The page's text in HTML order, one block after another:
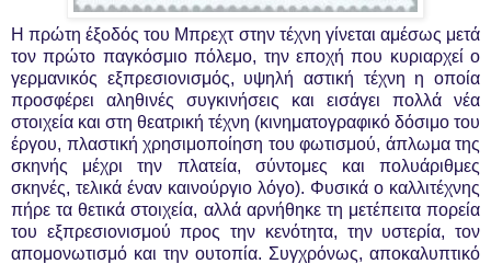
Η πρώτη έξοδός του Μπρεχτ στην τέχνη γίνεται αμέσως μετά
τον πρώτο παγκόσμιο πόλεμο, την εποχή που κυριαρχεί ο
γερμανικός εξπρεσιονισμός, υψηλή αστική τέχνη η οποία
προσφέρει αληθινές συγκινήσεις και εισάγει πολλά νέα
στοιχεία και στη θεατρική τέχνη (κινηματογραφικό δόσιμο του
έργου, πλαστική χρησιμοποίηση του φωτισμού, άπλωμα της
σκηνής μέχρι την πλατεία, σύντομες και πολυάριθμες
σκηνές, τελικά έναν καινούργιο λόγο). Φυσικά ο καλλιτέχνης
πήρε τα θετικά στοιχεία, αλλά αρνήθηκε τη μετέπειτα πορεία
του εξπρεσιονισμού προς την κενότητα, την υστερία, τον
απομονωτισμό και την ουτοπία. Συγχρόνως, αποκαλυπτικό